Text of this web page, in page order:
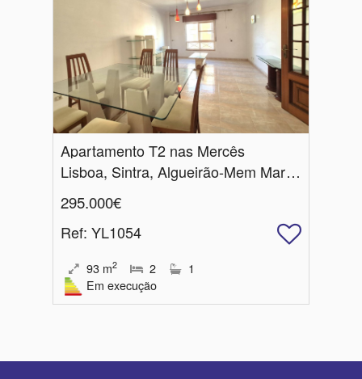
Apartamento T2 nas Mercês
Lisboa, Sintra, Algueirão-Mem Martins
295.000€
Ref: YL1054
93 m2 2
1
Em execução